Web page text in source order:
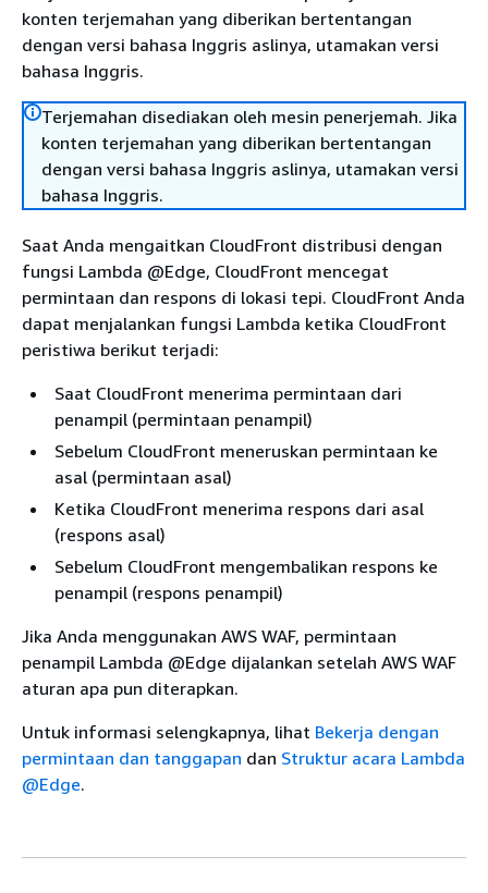
konten terjemahan yang diberikan bertentangan
dengan versi bahasa Inggris aslinya, utamakan versi
bahasa Inggris.
Terjemahan disediakan oleh mesin penerjemah. Jika
konten terjemahan yang diberikan bertentangan
dengan versi bahasa Inggris aslinya, utamakan versi
bahasa Inggris.
Saat Anda mengaitkan CloudFront distribusi dengan
fungsi Lambda @Edge, CloudFront mencegat
permintaan dan respons di lokasi tepi. CloudFront Anda
dapat menjalankan fungsi Lambda ketika CloudFront
peristiwa berikut terjadi:
Saat CloudFront menerima permintaan dari
penampil (permintaan penampil)
Sebelum CloudFront meneruskan permintaan ke
asal (permintaan asal)
Ketika CloudFront menerima respons dari asal
(respons asal)
Sebelum CloudFront mengembalikan respons ke
penampil (respons penampil)
Jika Anda menggunakan AWS WAF, permintaan
penampil Lambda @Edge dijalankan setelah AWS WAF
aturan apa pun diterapkan.
Untuk informasi selengkapnya, lihat Bekerja dengan
permintaan dan tanggapan dan Struktur acara Lambda
@Edge.